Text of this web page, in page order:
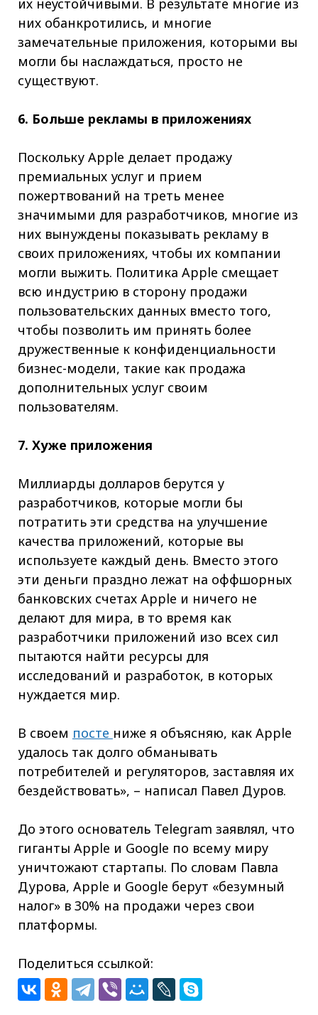
их неустойчивыми. В результате многие из
них обанкротились, и многие
замечательные приложения, которыми вы
могли бы наслаждаться, просто не
существуют.
6. Больше рекламы в приложениях
Поскольку Apple делает продажу
премиальных услуг и прием
пожертвований на треть менее
значимыми для разработчиков, многие из
них вынуждены показывать рекламу в
своих приложениях, чтобы их компании
могли выжить. Политика Apple смещает
всю индустрию в сторону продажи
пользовательских данных вместо того,
чтобы позволить им принять более
дружественные к конфиденциальности
бизнес-модели, такие как продажа
дополнительных услуг своим
пользователям.
7. Хуже приложения
Миллиарды долларов берутся у
разработчиков, которые могли бы
потратить эти средства на улучшение
качества приложений, которые вы
используете каждый день. Вместо этого
эти деньги праздно лежат на оффшорных
банковских счетах Apple и ничего не
делают для мира, в то время как
разработчики приложений изо всех сил
пытаются найти ресурсы для
исследований и разработок, в которых
нуждается мир.
В своем посте ниже я объясняю, как Apple
удалось так долго обманывать
потребителей и регуляторов, заставляя их
бездействовать», – написал Павел Дуров.
До этого основатель Telegram заявлял, что
гиганты Apple и Google по всему миру
уничтожают стартапы. По словам Павла
Дурова, Apple и Google берут «безумный
налог» в 30% на продажи через свои
платформы.
Поделиться ссылкой: